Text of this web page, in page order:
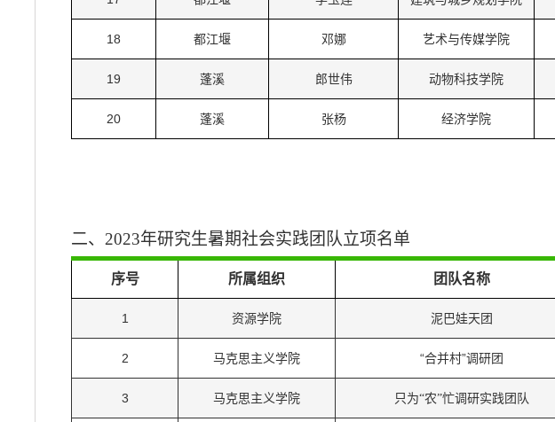
18 都江堰 邓娜 艺术与传媒学院
19 蓬溪 郎世伟 动物科技学院
20 蓬溪 张杨 经济学院
二、 2023年研究生暑期社会实践团队立项名单
序号 所属组织 团队名称
1 资源学院 泥巴娃天团
2 马克思主义学院 “合并村”调研团
3 马克思主义学院 只为“农”忙调研实践团队